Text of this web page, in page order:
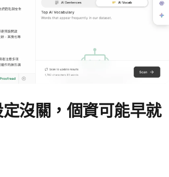
沒關，個資可能早就